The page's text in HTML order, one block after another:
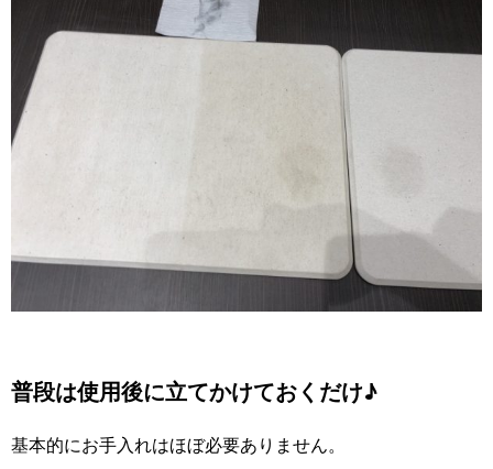
普段は使用後に立てかけておくだけ♪
基本的にお手入れはほぼ必要ありません。